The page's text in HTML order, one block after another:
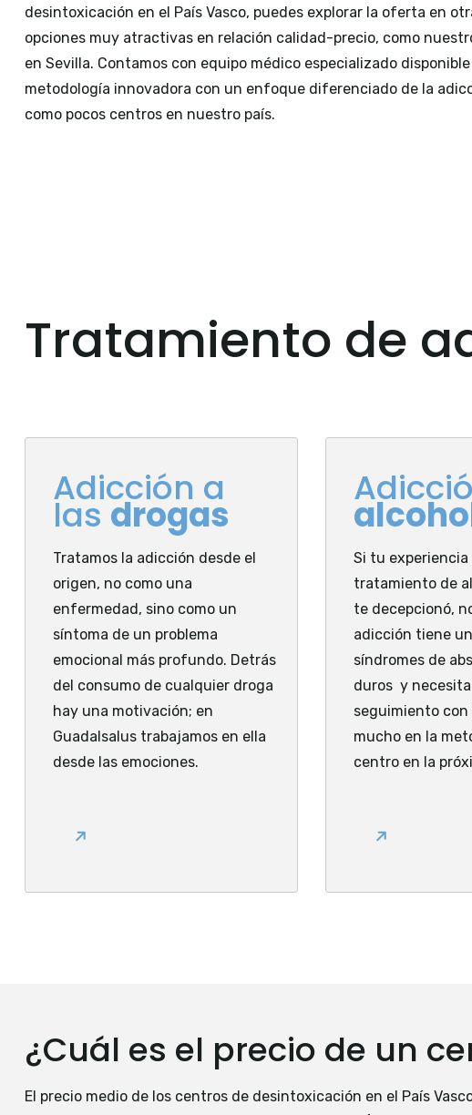
desintoxicación en el País Vasco, puedes explorar la oferta en
opciones muy atractivas en relación calidad-precio, como
en Sevilla. Contamos con equipo médico especializado
metodología innovadora con un enfoque diferenciado de la
como pocos centros en nuestro país.
Tratamiento de
Adicción a
lasdrogas
Tratamos la adicción desde el
origen, no como una
enfermedad, sino como un
síntoma de un problema
emocional más profundo. Detrás
del consumo de cualquier droga
hay una motivación; en
Guadalsalus trabajamos en ella
desde las emociones.
Si tu experiencia
tratamiento de
te decepcionó,
adicción tiene
síndromes de
duros y
seguimiento
mucho en la
centro en la
¿Cuál es el precio de un
El precio medio de los centros de desintoxicación en el País